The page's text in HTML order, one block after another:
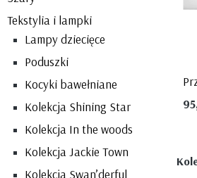
Tekstylia i lampki
Lampy dziecięce
Poduszki
Kocyki bawełniane
Kolekcja Shining Star
Kolekcja In the woods
Kolekcja Jackie Town
Kolekcja Swan’derful